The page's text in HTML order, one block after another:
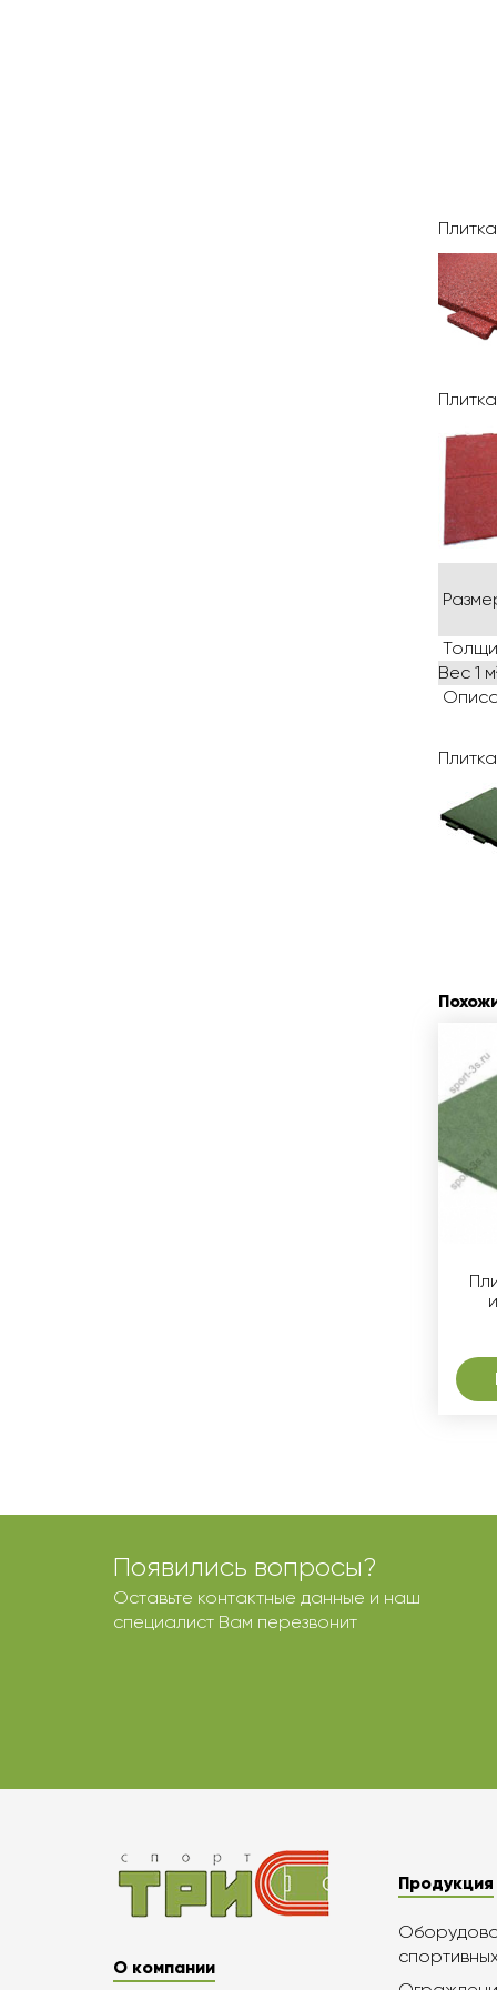
Вес 1
Появились вопросы?
Оставьте контактные данные и наш
специалист Вам перезвонит
О компании
Продукция